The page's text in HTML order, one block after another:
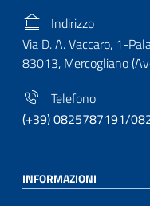
Indirizzo
Via D. A. Vaccaro, 1-
83013, Mercogliano
Telefono
(+39) 0825787191/
INFORMAZIONI